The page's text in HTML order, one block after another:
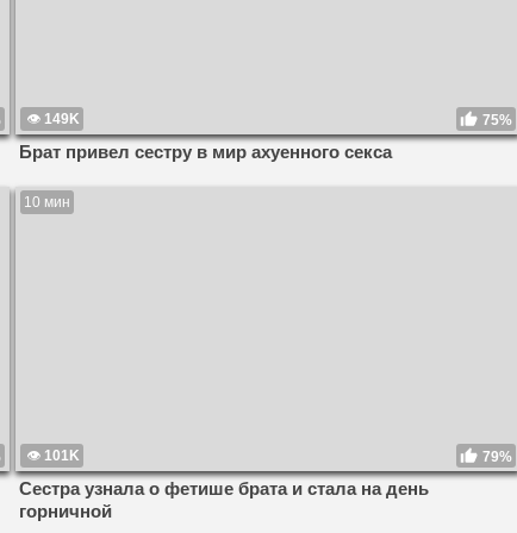
149K 75%
Брат привел сестру в мир ахуенного секса
10 мин
101K 79%
Сестра узнала о фетише брата и стала на день
горничной